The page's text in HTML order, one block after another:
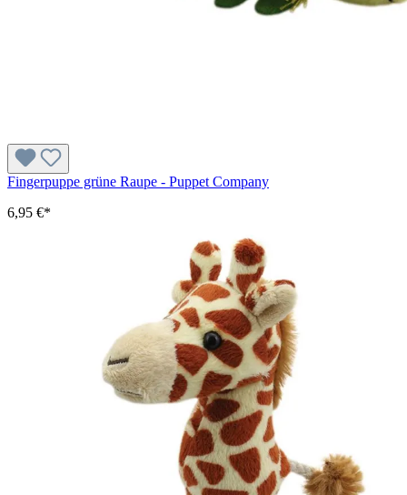
Fingerpuppe grüne Raupe - Puppet Company
6,95 €*